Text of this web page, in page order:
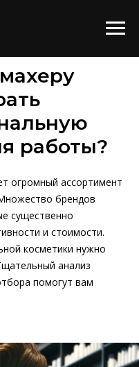
работы?
огромный ассортимент
брендов
существенно
и стоимости.
косметики нужно
анализ
помогут вам